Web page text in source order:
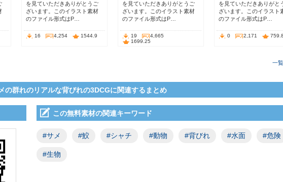
を見ていただきありがとうご
ざいます。このイラスト素材
のファイル形式はP…
16 4,254 1544.9
を見ていただきありがとうご
ざいます。このイラスト素材
のファイル形式はP…
19
4,665
1699.25
を見ていただきありがと
ざいます。このイラスト
のファイル形式はP…
0 2,171
一
の群れのリアルな背びれの3DCGに関連するまとめ
この無料素材の関連キーワード
#サメ #鮫 #シャチ #動物 #背びれ #水面 #危険
#生物